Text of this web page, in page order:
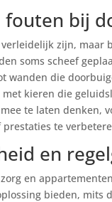
fouten bij
verleidelijk zijn,
soms scheef
wanden die
kieren die
te laten denken,
te
en
en
bieden, mits